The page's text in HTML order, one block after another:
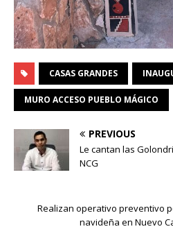
CASAS GRANDES
MURO ACCESO PUEBLO MÁGICO
PREVIOUS
Le cantan las
NCG
Realizan operativo preventivo
navideña en Nuevo